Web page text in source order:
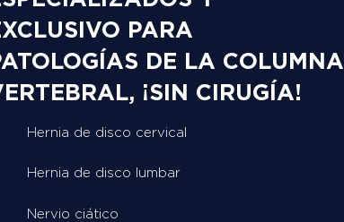
PARA
DE LA COLUMNA
¡SIN CIRUGÍA!
Hernia de disco cervical
Hernia de disco lumbar
Nervio ciático